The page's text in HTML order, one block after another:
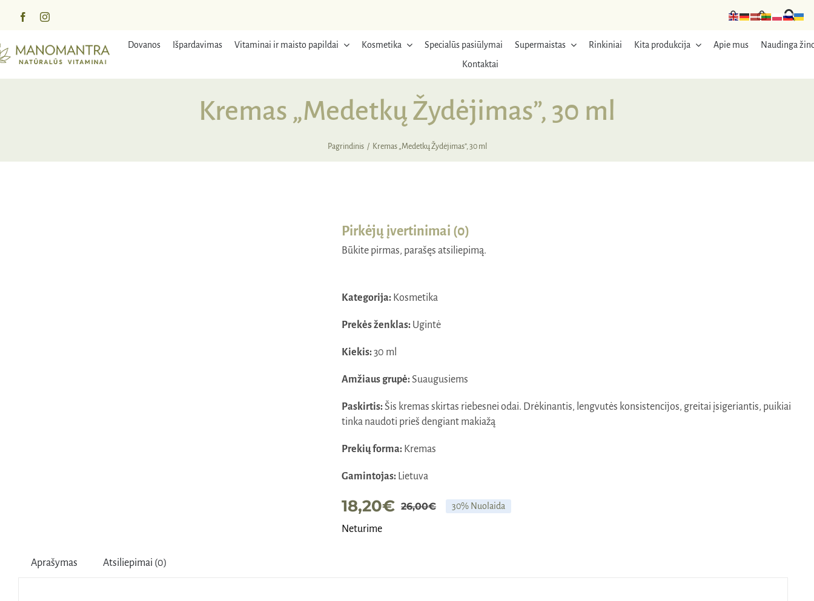
turinį
Dovanos Išpardavimas Vitaminai ir maisto papildai Kosmetika Specialūs pasiūlymai Supermaistas Rinkiniai Kita produkcija Apie mus
Naudinga
Kontaktai
Kremas „Medetkų Žydėjimas”, 30 ml
Pagrindinis Kremas „Medetkų Žydėjimas”, 30 ml
Pirkėjų įvertinimai (0)
Būkite pirmas, parašęs atsiliepimą.
Kategorija: Kosmetika
Prekės ženklas: Ugintė
Kiekis:30 ml
Amžiaus grupė:Suaugusiems
Paskirtis:Šis kremas skirtas riebesnei odai. Drėkinantis, lengvutės konsistencijos, greitai įsigeriantis, puikiai
tinka naudoti prieš dengiant makiažą
Prekių forma: Kremas
Gamintojas: Lietuva
26,00€Original
18,20€
Current
30% Nuolaida
Neturime
Aprašymas Atsiliepimai (0)